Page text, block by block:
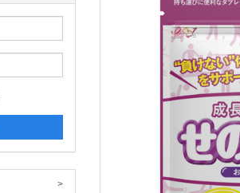
>